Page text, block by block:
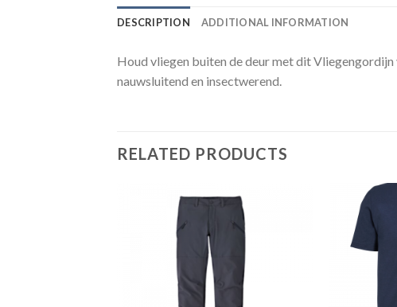
DESCRIPTION ADDITIONAL INFORMATION
Houd vliegen buiten de deur met dit
nauwsluitend en insectwerend.
RELATED PRODUCTS